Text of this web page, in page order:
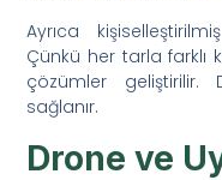
Ayrıca
Çünkü her tarla farklı
çözümler geliştirilir.
sağlanır.
Drone ve